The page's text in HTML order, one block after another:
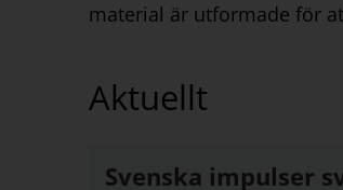
material är utformade för
Aktuellt
Svenska impulser